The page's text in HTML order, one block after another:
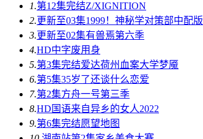
1.第12集完结Z/XIGNITION
2.更新至03集1999！神秘学对策部中配版
3.更新至02集有兽焉第六季
4.HD中字废用身
5.第3集完结爱达荷州血案大学梦魇
6.第5集35岁了还谈什么恋爱
7.第2集方舟一号第三季
8.HD国语来自异乡的女人2022
9.第6集完结愿望地图